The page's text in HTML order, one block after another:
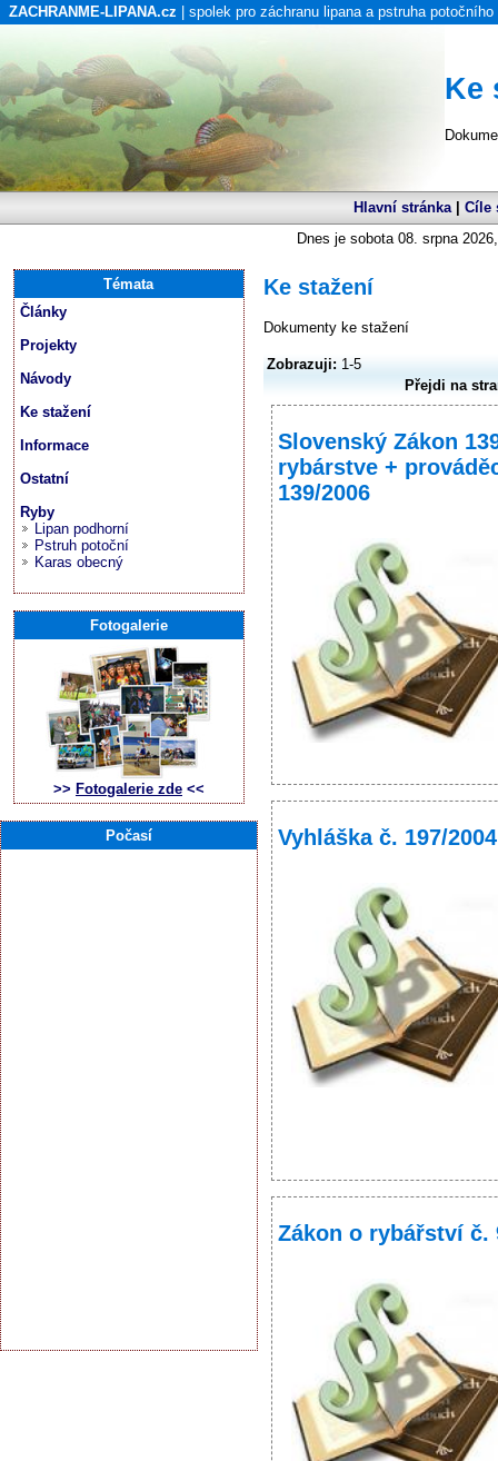
ZACHRANME-LIPANA.cz | spolek pro záchranu lipana a pstruha potočního
Ke
Hlavní stránka| Cíle
Dnes je sobota 08. srpna
Ke stažení
Dokumenty ke stažení
Zobrazuji: 1-5
Přejdi na
Slovenský Zákon
rybárstve +
139/2006
Vyhláška č. 197/
Zákon o rybářství č.
Témata
Články
Projekty
Návody
Ke stažení
Informace
Ostatní
Ryby
Lipan podhorní
Pstruh potoční
Karas obecný
Fotogalerie
>> Fotogalerie zde <<
Počasí